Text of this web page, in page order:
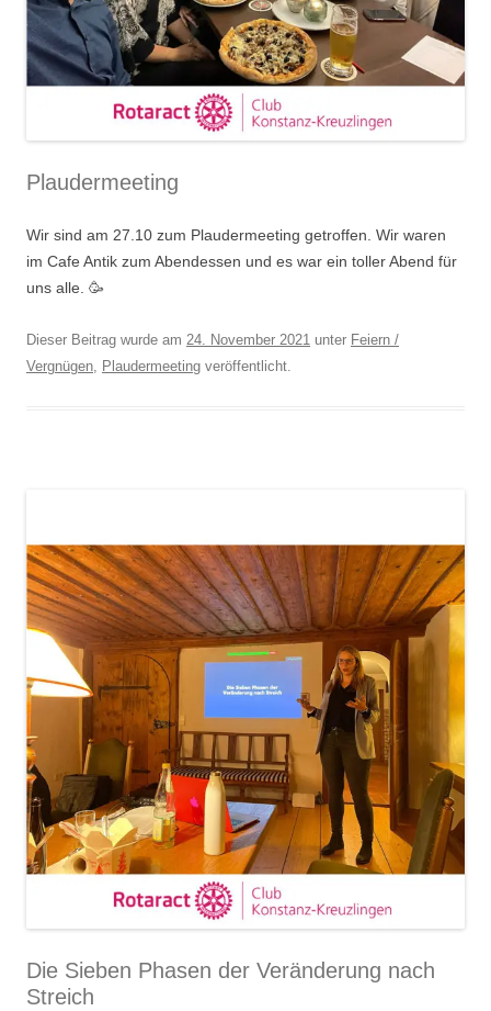
Plaudermeeting
Wir sind am 27.10 zum Plaudermeeting getroffen. Wir waren
im Cafe Antik zum Abendessen und es war ein toller Abend für
uns alle. 🥳
Dieser Beitrag wurde am 24. November 2021 unter Feiern /
Vergnügen, Plaudermeeting veröffentlicht.
Die Sieben Phasen der Veränderung nach
Streich